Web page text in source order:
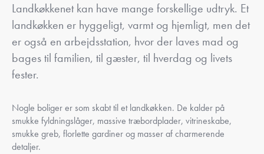
Landkøkkenet kan have mange forskellige udtryk. Et
landkøkken er hyggeligt, varmt og hjemligt, men det
er også en arbejdsstation, hvor der laves mad og
bages til familien, til gæster, til hverdag og livets
fester.
Nogle boliger er som skabt til et landkøkken. De kalder på
smukke fyldningslåger, massive træbordplader, vitrineskabe,
smukke greb, florlette gardiner og masser af charmerende
detaljer.